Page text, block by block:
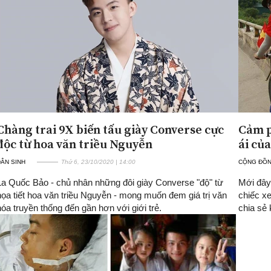
trai 9X biến tấu giày Converse cực
từ hoa văn triều Nguyễn
SINH Thứ 6, 23/10/2020 | 14:00
Quốc Bảo - chủ nhân những đôi giày Converse "độ" từ
tiết hoa văn triều Nguyễn - mong muốn đem giá trị văn
truyền thống đến gần hơn với giới trẻ.
Cảm
ái
CỘNG
Mới
chiếc
chia sẻ